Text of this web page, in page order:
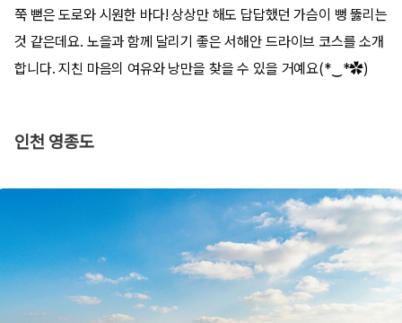
쭉 뻗은 도로와 시원한 바다! 상상만 해도 답답했던 가슴이 뻥 뚫리는
것 같은데요. 노을과 함께 달리기 좋은 서해안 드라이브 코스를 소개
합니다. 지친 마음의 여유와 낭만을 찾을 수 있을 거예요(*‿*✿)
인천 영종도